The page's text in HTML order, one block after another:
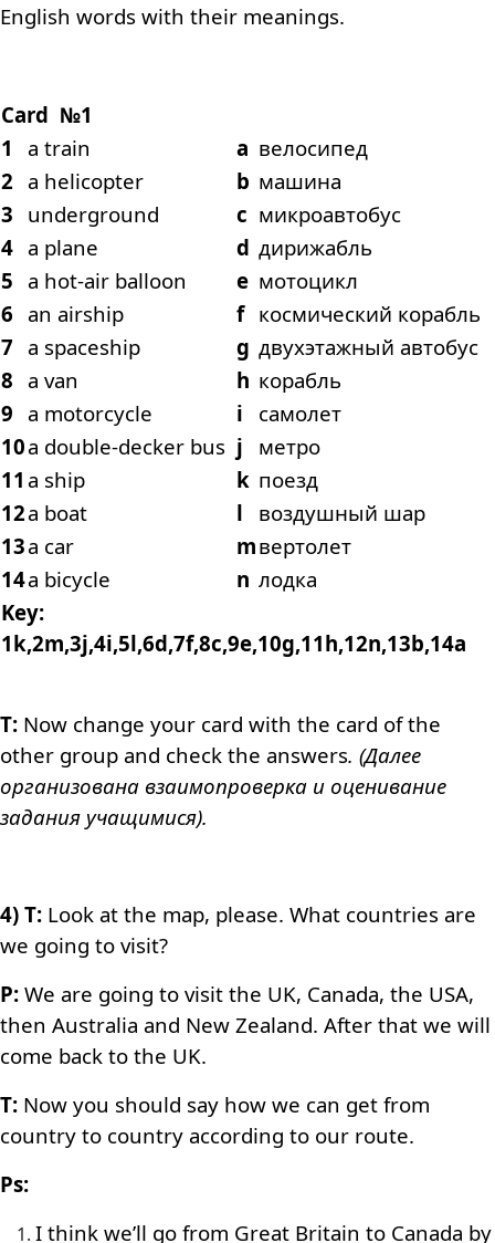
English words with their meanings.
Card №1
1
a train a велосипед
2 a helicopter b машина
3 underground c микроавтобус
4 a plane d дирижабль
5 a hot-air balloon e мотоцикл
6 an airship f космический корабль
7 a spaceship g двухэтажный автобус
8 a van h корабль
9 a motorcycle i
самолет
10a double-decker bus j
метро
11 a ship k поезд
12a boat l
воздушный шар
13a car mвертолет
14a bicycle n лодка
Key:
1k,2m,3j,4i,5l,6d,7f,8c,9e,10g,11h,12n,13b,14a
T: Now change your card with the card of the
other group and check the answers. (Далее
организована взаимопроверка и оценивание
задания учащимися).
4) T: Look at the map, please. What countries are
we going to visit?
P: We are going to visit the UK, Canada, the USA,
then Australia and New Zealand. After that we will
come back to the UK.
T: Now you should say how we can get from
country to country according to our route.
Ps:
I think we’ll go from Great Britain to Canada by